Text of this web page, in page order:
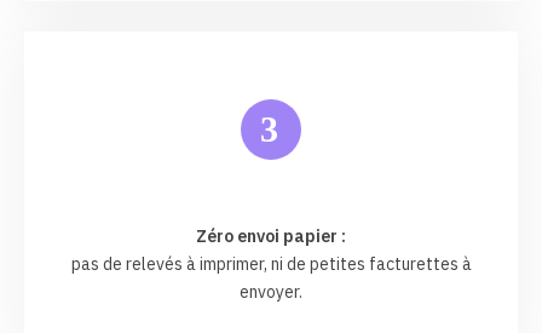
3
Zéro envoi papier :
pas de relevés à imprimer, ni de petites facturettes à
envoyer.